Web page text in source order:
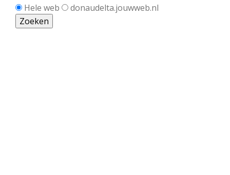
Hele web donaudelta.jouwweb.nl